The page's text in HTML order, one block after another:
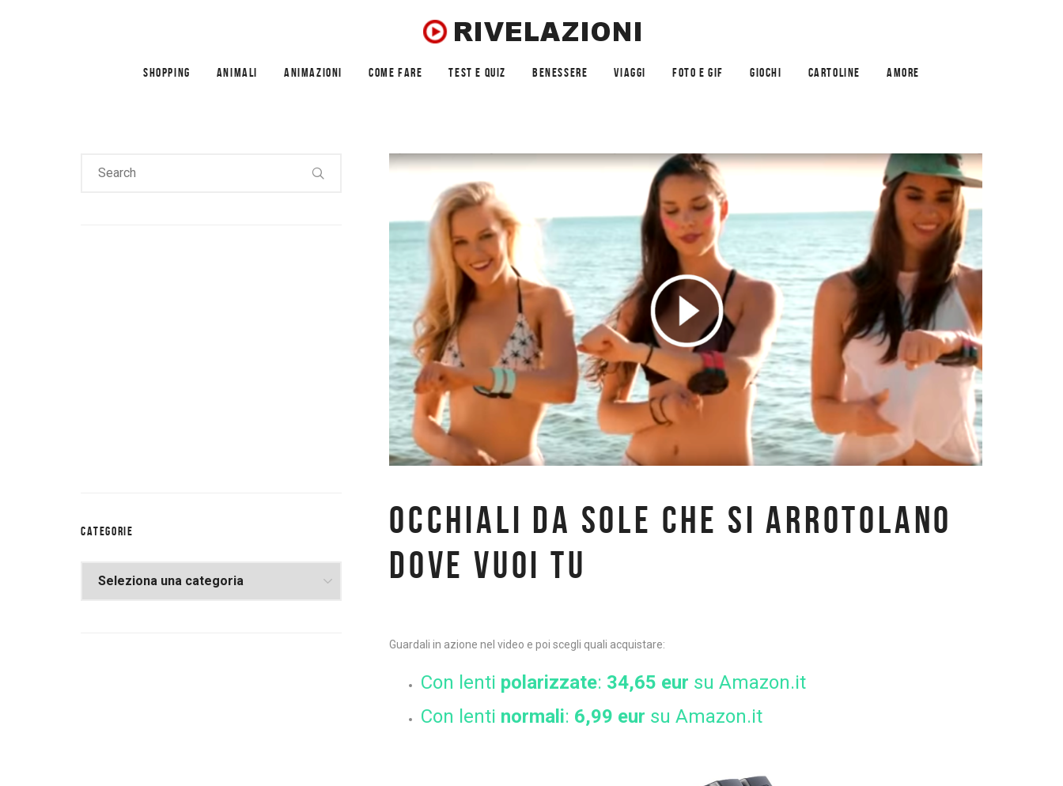
SHOPPING ANIMALI ANIMAZIONI COME FARE TEST E QUIZ BENESSERE VIAGGI FOTO E GIF GIOCHI CARTOLINE AMORE
OCCHIALI DA SOLE CHE SI ARROTOLANO
DOVE VUOI TU
Guardali in azione nel video e poi scegli quali acquistare:
Con lenti polarizzate: 34,65 eur su Amazon.it
Con lenti normali: 6,99 eur su Amazon.it
CATEGORIE